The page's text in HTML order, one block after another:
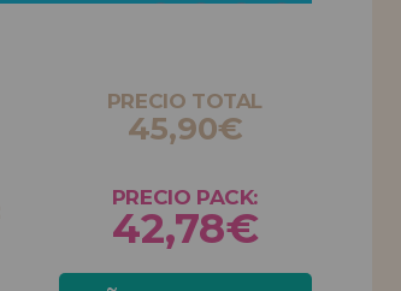
PRECIO TOTAL
45,90€
PRECIO PACK:
42,78€